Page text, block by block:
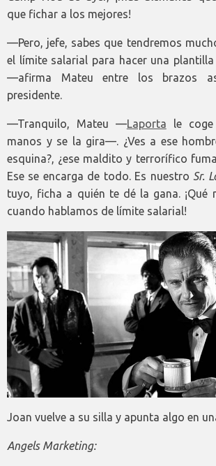
que fichar a los mejores!
—Pero, jefe, sabes que tendremos
el límite salarial para hacer una
—afirma Mateu entre los brazos
presidente.
—Tranquilo, Mateu —Laporta le
manos y se la gira­—. ¿Ves a ese
esquina?, ¿ese maldito y terrorífico
Ese se encarga de todo. Es nuestro Sr.
tuyo, ficha a quién te dé la gana. ¡Qué
cuando hablamos de límite salarial!
Joan vuelve a su silla y apunta algo en
Angels Marketing: